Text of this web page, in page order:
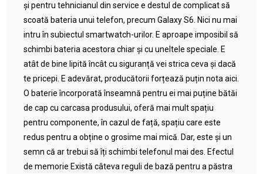
și pentru tehnicianul din service e destul de complicat să
scoată bateria unui telefon, precum Galaxy S6. Nici nu mai
intru în subiectul smartwatch-urilor. E aproape imposibil să
schimbi bateria acestora chiar și cu uneltele speciale. E
atât de bine lipită încât cu siguranță vei strica ceva și dacă
te pricepi. E adevărat, producătorii forțează puțin nota aici.
O baterie încorporată înseamnă pentru ei mai puține bătăi
de cap cu carcasa produsului, oferă mai mult spațiu
pentru componente, în cazul de față, spațiu care este
redus pentru a obține o grosime mai mică. Dar, este și un
semn că ar trebui să îți schimbi telefonul mai des. Efectul
de memorie Există câteva reguli de bază pentru a păstra